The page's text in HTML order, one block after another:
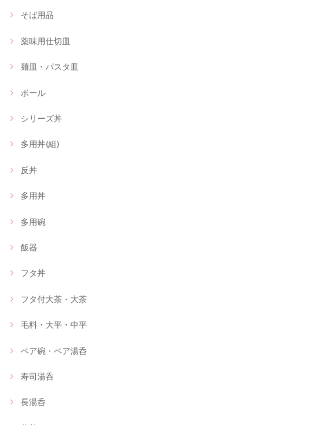
そば用品
薬味用仕切皿
麺皿・パスタ皿
ボール
シリーズ丼
多用丼(組)
反丼
多用丼
多用碗
飯器
フタ丼
フタ付大茶・大茶
毛料・大平・中平
ペア碗・ペア湯呑
寿司湯呑
長湯呑